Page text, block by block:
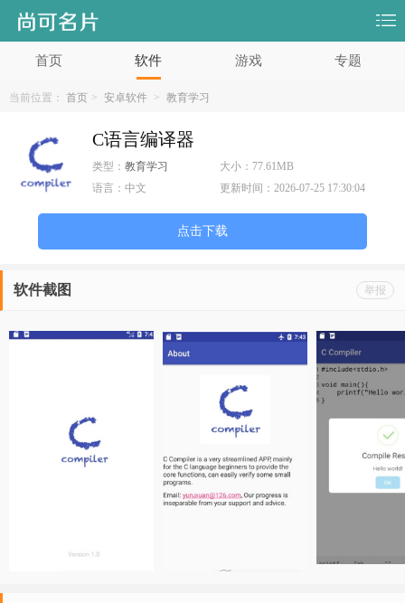
首页 软件 游戏 专题
当前位置： 首页 > 安卓软件 > 教育学习
C语言编译器
类型： 教育学习 大小： 77.61MB
语言： 中文 更新时间：2026-07-25 17:30:04
点击下载
举报
软件截图